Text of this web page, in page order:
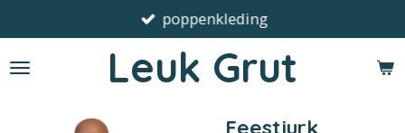
direct
naar
Leuk Grut
poppenkleding
Feestjurk